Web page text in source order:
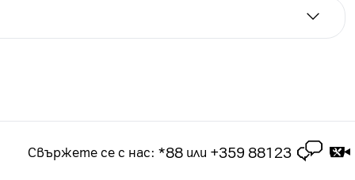
срок от 2 години. Цените на лизинг са за
абонамент за посочения тарифен план.
в рамките на 3 месеца срок на абонамента
Свържете се с нас: *88 или +359 88123